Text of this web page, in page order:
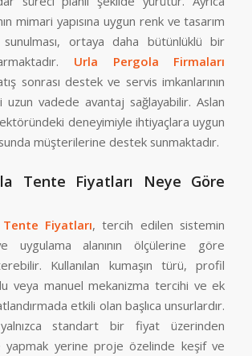
mimari yapısına uygun renk ve tasarım
sunulması, ortaya daha bütünlüklü bir
Urla Pergola Firmaları
sonrası destek ve servis imkanlarının
uzun vadede avantaj sağlayabilir. Aslan
deneyimiyle ihtiyaçlara uygun
müşterilerine destek sunmaktadır.
Tente Fiyatları Neye Göre
Fiyatları, tercih edilen sistemin
uygulama alanının ölçülerine göre
Kullanılan kumaşın türü, profil
veya manuel mekanizma tercihi ve ek
etkili olan başlıca unsurlardır.
standart bir fiyat üzerinden
yapmak yerine proje özelinde keşif ve